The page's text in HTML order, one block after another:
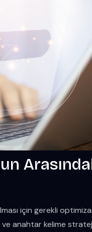
için gerekli
anahtar kelime